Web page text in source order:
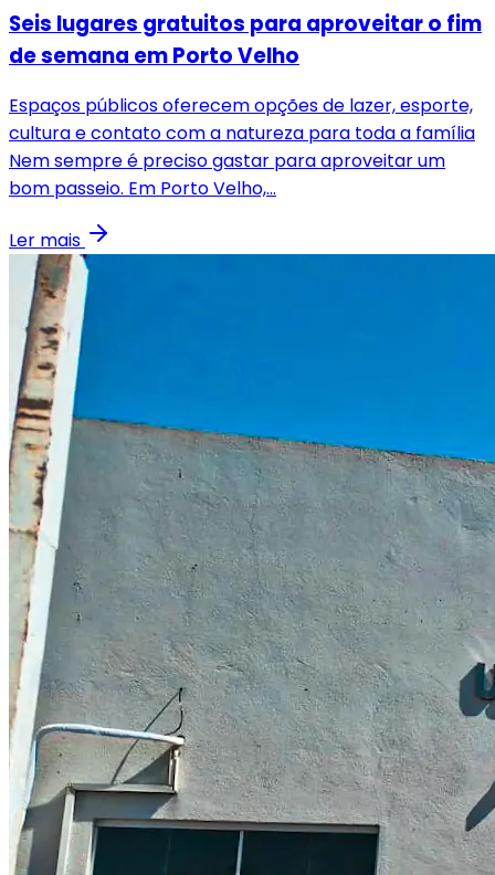
Seis lugares gratuitos para aproveitar o fim
de semana em Porto Velho
Espaços públicos oferecem opções de lazer, esporte,
cultura e contato com a natureza para toda a família
Nem sempre é preciso gastar para aproveitar um
bom passeio. Em Porto Velho,...
Ler mais